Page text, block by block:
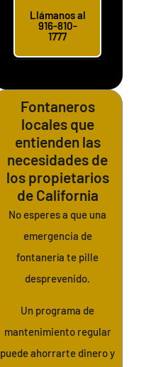
Llámanos al
916-810-
1777
Fontaneros
locales que
entienden las
necesidades de
los propietarios
de California
No esperes a que una
emergencia de
fontanería te pille
desprevenido.
Un programa de
mantenimiento regular
puede ahorrarte dinero y